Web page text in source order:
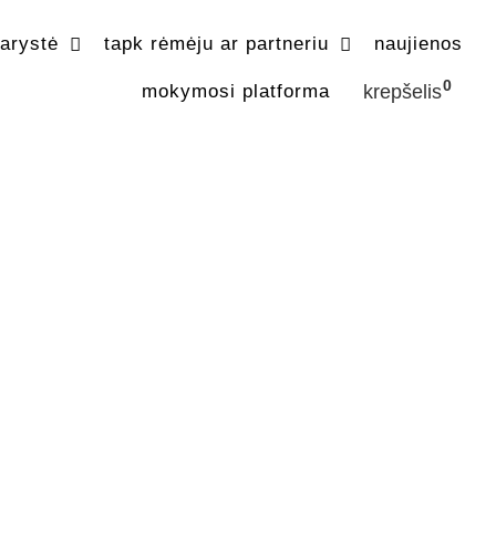
tapk rėmėju ar partneriu naujienos
mokymosi platforma krepšelis0